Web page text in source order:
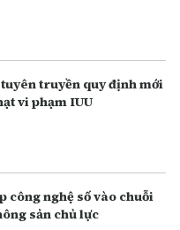
truyền quy định mới
vi phạm IUU
công nghệ số vào chuỗi
sản chủ lực